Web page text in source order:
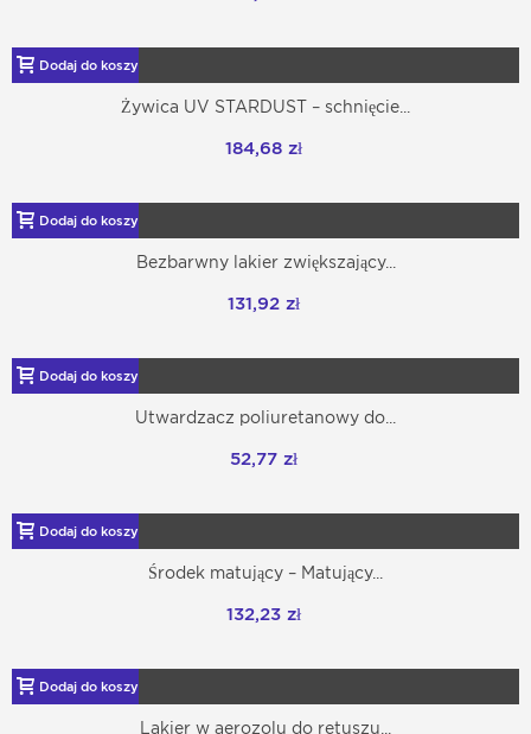
Dodaj do koszyka
Żywica UV STARDUST – schnięcie...
184,68 zł
Dodaj do koszyka
Bezbarwny lakier zwiększający...
131,92 zł
Dodaj do koszyka
Utwardzacz poliuretanowy do...
52,77 zł
Dodaj do koszyka
Środek matujący – Matujący...
132,23 zł
Dodaj do koszyka
Lakier w aerozolu do retuszu...